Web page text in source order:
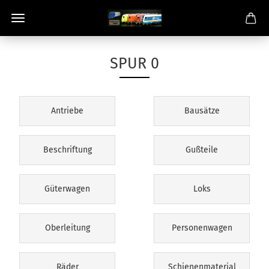
SPUR 0
Antriebe Bausätze
Beschriftung Gußteile
Güterwagen Loks
Oberleitung Personenwagen
Räder Schienenmaterial